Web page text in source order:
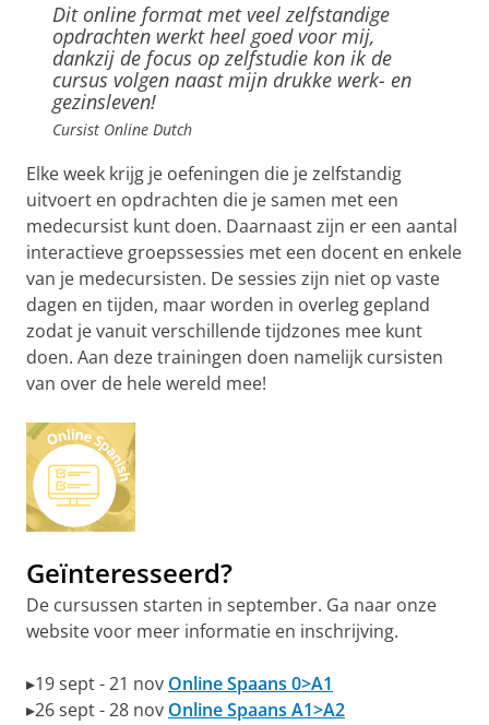
Dit online format met veel zelfstandige
opdrachten werkt heel goed voor mij,
dankzij de focus op zelfstudie kon ik de
cursus volgen naast mijn drukke werk- en
gezinsleven!
Cursist Online Dutch
Elke week krijg je oefeningen die je zelfstandig
uitvoert en opdrachten die je samen met een
medecursist kunt doen. Daarnaast zijn er een aantal
interactieve groepssessies met een docent en enkele
van je medecursisten. De sessies zijn niet op vaste
dagen en tijden, maar worden in overleg gepland
zodat je vanuit verschillende tijdzones mee kunt
doen. Aan deze trainingen doen namelijk cursisten
van over de hele wereld mee!
Geïnteresseerd?
De cursussen starten in september. Ga naar onze
website voor meer informatie en inschrijving.
▸19 sept - 21 nov Online Spaans 0>A1
▸26 sept - 28 nov Online Spaans A1>A2